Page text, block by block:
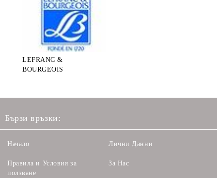
LEFRANC &
BOURGEOIS
Бързи връзки:
Начало
Правила и Условия за
ползване
Лични Данни
За Нас